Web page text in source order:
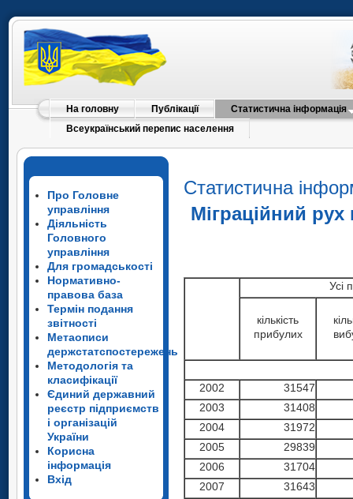
На головну Публікації
Статистична інформація
Всеукраїнський перепис населення
Про Головне
управління
Діяльність
Головного
управління
Для громадськості
Нормативно-
правова база
Термін подання
звітності
Метаописи
держстатспостережень
Методологія та
класифікації
Єдиний державний
реєстр підприємств
і організацій
України
Корисна
інформація
Вхід
Статистична
Міграційний
Усі
кількість
прибулих
2002
31547
2003
31408
2004
31972
2005
29839
2006
31704
2007
31643